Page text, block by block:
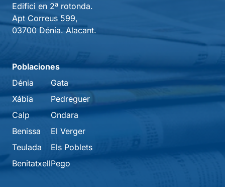
Edifici en 2ª rotonda.
Apt Correus 599,
03700 Dénia. Alacant.
Poblaciones
Dénia
Xábia
Calp
Benissa
Teulada
Benitatxell
Gata
Pedreguer
Ondara
El Verger
Els Poblets
Pego